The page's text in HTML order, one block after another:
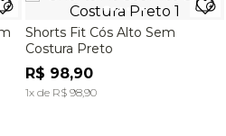
Shorts Fit Cós Alto Sem
Costura Preto
R$ 98,90
1x de R$ 98,90